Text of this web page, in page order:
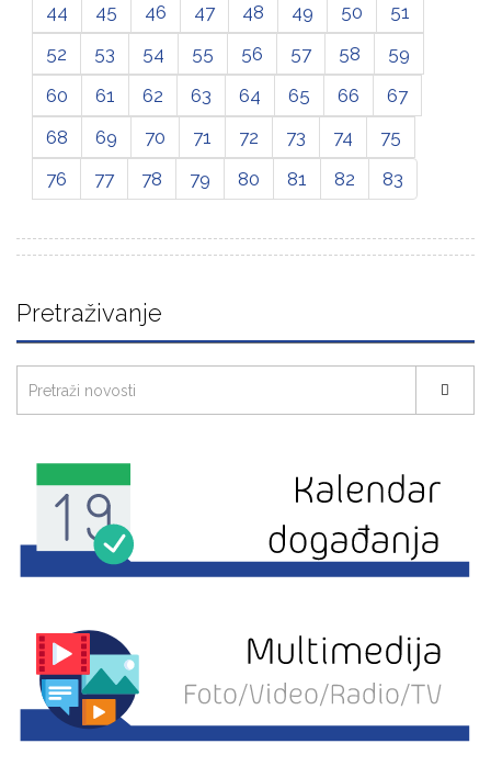
44
45 46 47 48 49 50
51
52
53 54 55 56 57 58
59
60
61 62 63 64 65 66
67
68
69 70 71 72 73 74
75
76
77 78 79 80 81 82 83
Pretraživanje